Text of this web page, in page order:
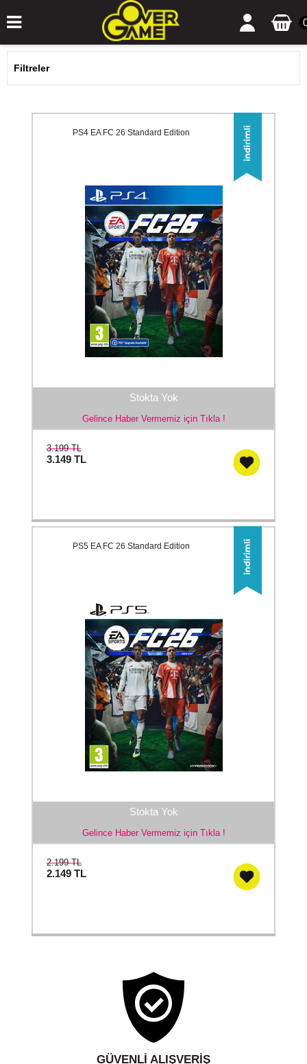
Filtreler
Stokta Yok
Gelince Haber Vermemiz için Tıkla !
PS4 EA FC 26 Standard Edition
3.199 TL
3.149 TL
Stokta Yok
Gelince Haber Vermemiz için Tıkla !
PS5 EA FC 26 Standard Edition
2.199 TL
2.149 TL
GÜVENLI ALIŞVERIŞ